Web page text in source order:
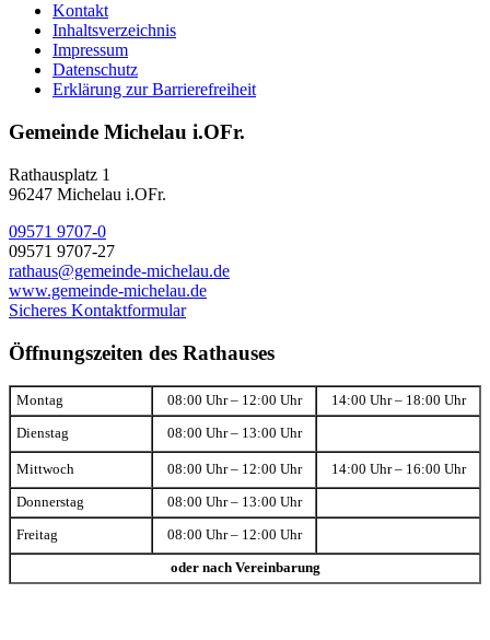
Kontakt
Inhaltsverzeichnis
Impressum
Datenschutz
Erklärung zur Barrierefreiheit
Gemeinde Michelau i.OFr.
Rathausplatz 1
96247 Michelau i.OFr.
09571 9707-0
09571 9707-27
rathaus@gemeinde-michelau.de
www.gemeinde-michelau.de
Sicheres Kontaktformular
Öffnungszeiten des Rathauses
Montag 08:00 Uhr – 12:00 Uhr 14:00 Uhr – 18:00 Uhr
Dienstag 08:00 Uhr – 13:00 Uhr
Mittwoch 08:00 Uhr – 12:00 Uhr 14:00 Uhr – 16:00 Uhr
Donnerstag 08:00 Uhr – 13:00 Uhr
Freitag 08:00 Uhr – 12:00 Uhr
oder nach Vereinbarung